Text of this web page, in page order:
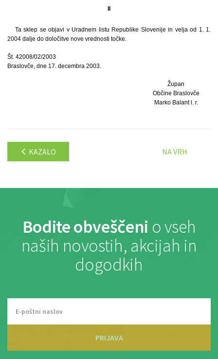
II
Ta sklep se objavi v Uradnem listu Republike Slovenije in velja od 1. 1.
2004 dalje do določitve nove vrednosti točke.
Št. 42008/02/2003
Braslovče, dne 17. decembra 2003.
Župan
Občine Braslovče
Marko Balant l. r.
KAZALO NA VRH
Bodite obveščeni o vseh
naših novostih, akcijah in
dogodkih
PRIJAVA